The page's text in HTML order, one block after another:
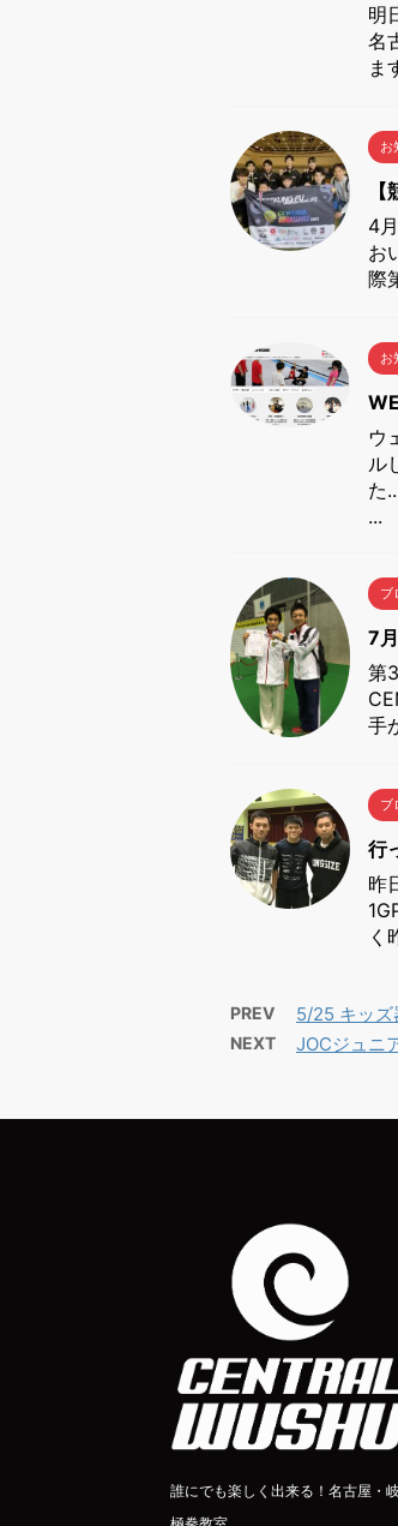
明
名
ま
お
4
お
際
お
ウ
ル
た
...
ブ
7
第
手
ブ
行
昨
く
PREV 5/25 キッズ
NEXT JOCジュニ
誰にでも楽しく出来る！名古屋・